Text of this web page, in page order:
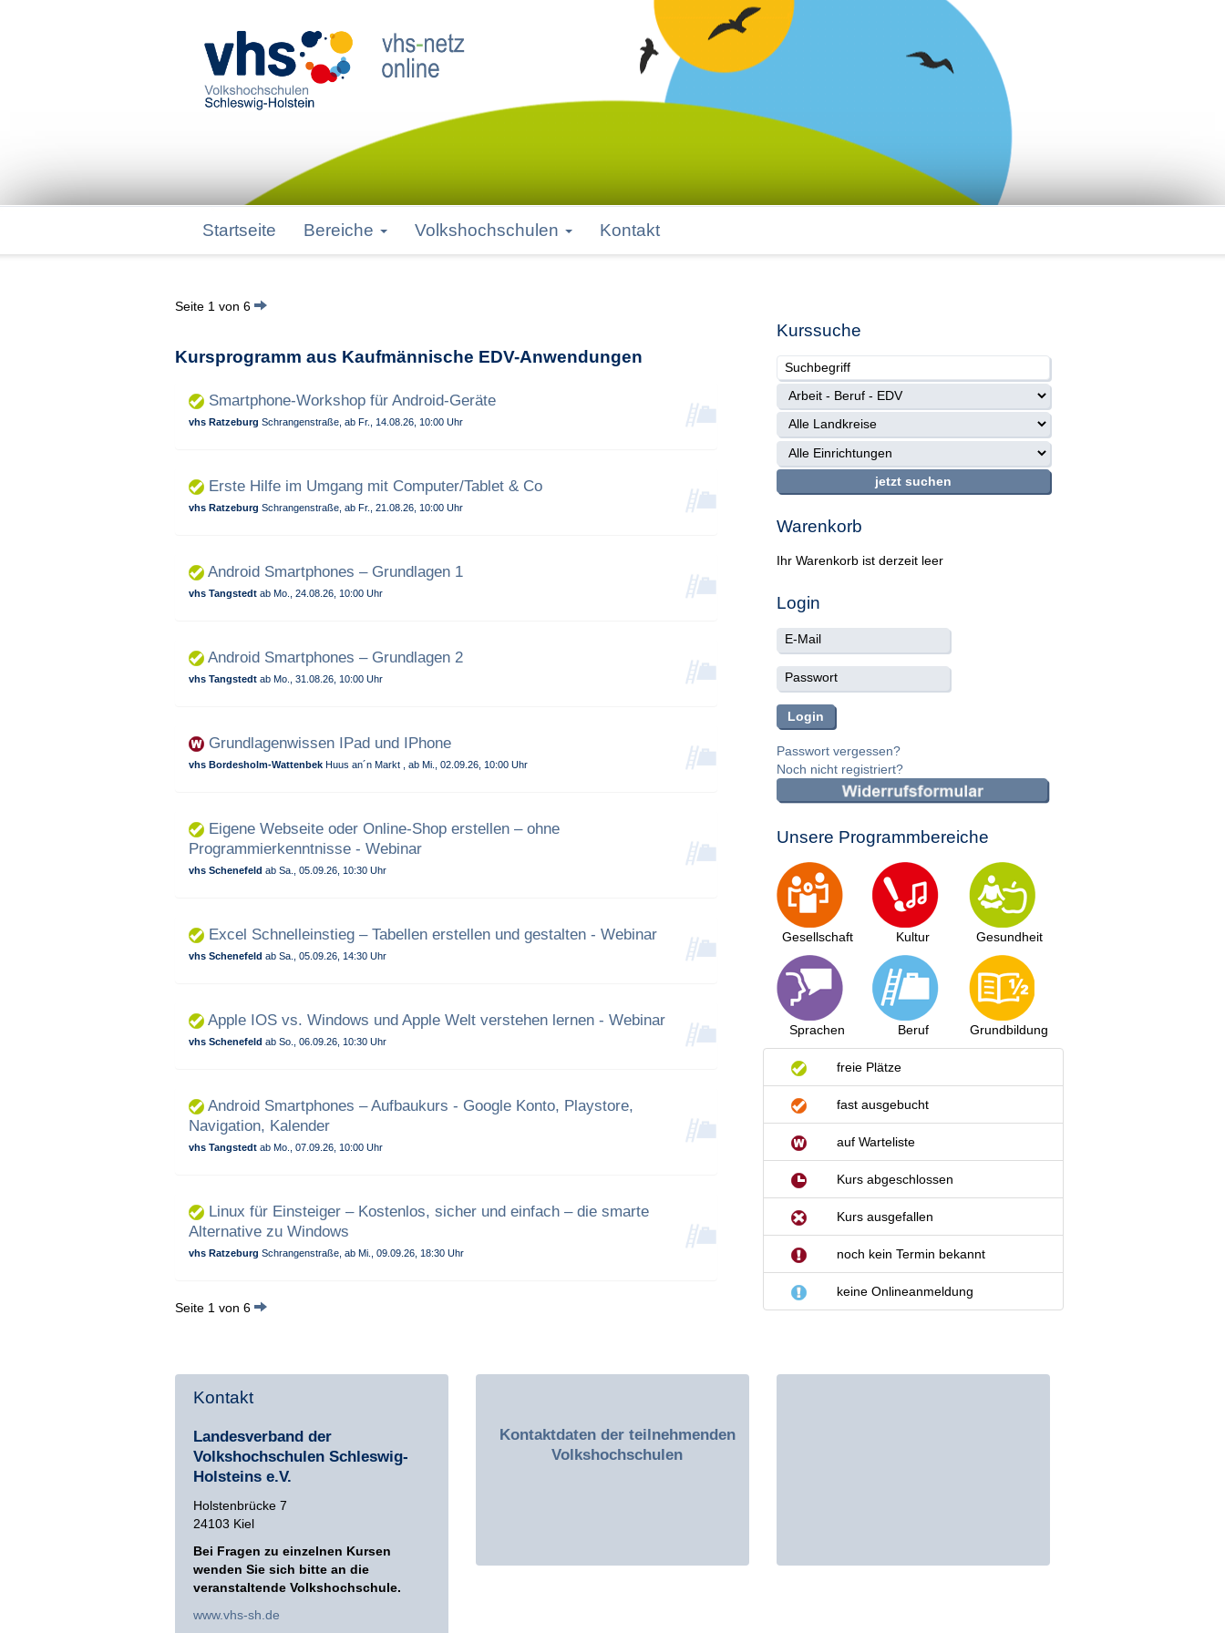
Startseite Bereiche Volkshochschulen Kontakt
Seite 1 von 6
Kursprogramm aus Kaufmännische EDV-Anwendungen
Smartphone-Workshop für Android-Geräte
vhs Ratzeburg Schrangenstraße, ab Fr., 14.08.26, 10:00 Uhr
Erste Hilfe im Umgang mit Computer/Tablet & Co
vhs Ratzeburg Schrangenstraße, ab Fr., 21.08.26, 10:00 Uhr
Android Smartphones – Grundlagen 1
vhs Tangstedt ab Mo., 24.08.26, 10:00 Uhr
Android Smartphones – Grundlagen 2
vhs Tangstedt ab Mo., 31.08.26, 10:00 Uhr
Grundlagenwissen IPad und IPhone
vhs Bordesholm-Wattenbek Huus an´n Markt , ab Mi., 02.09.26, 10:00 Uhr
Eigene Webseite oder Online-Shop erstellen – ohne
Programmierkenntnisse - Webinar
vhs Schenefeld ab Sa., 05.09.26, 10:30 Uhr
Excel Schnelleinstieg – Tabellen erstellen und gestalten - Webinar
vhs Schenefeld ab Sa., 05.09.26, 14:30 Uhr
Apple IOS vs. Windows und Apple Welt verstehen lernen - Webinar
vhs Schenefeld ab So., 06.09.26, 10:30 Uhr
Android Smartphones – Aufbaukurs - Google Konto, Playstore,
Navigation, Kalender
vhs Tangstedt ab Mo., 07.09.26, 10:00 Uhr
Linux für Einsteiger – Kostenlos, sicher und einfach – die smarte
Alternative zu Windows
vhs Ratzeburg Schrangenstraße, ab Mi., 09.09.26, 18:30 Uhr
Seite 1 von 6
Kurssuche
Warenkorb
Ihr Warenkorb ist derzeit leer
Login
Passwort vergessen?
Noch nicht registriert?
Unsere Programmbereiche
Gesellschaft
Sprachen
Kultur
Beruf
Gesundheit
Grundbildung
freie Plätze
fast ausgebucht
auf Warteliste
Kurs abgeschlossen
Kurs ausgefallen
noch kein Termin bekannt
keine Onlineanmeldung
Kontakt
Landesverband der
Volkshochschulen Schleswig-
Holsteins e.V.
Holstenbrücke 7
24103 Kiel
Bei Fragen zu einzelnen Kursen
wenden Sie sich bitte an die
veranstaltende Volkshochschule.
www.vhs-sh.de
Kontaktdaten der teilnehmenden
Volkshochschulen